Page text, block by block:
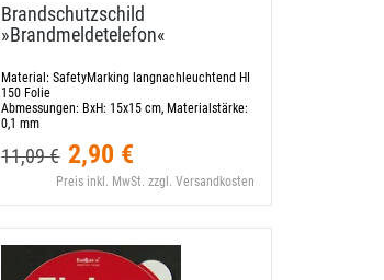
Brandschutzschild
»Brandmeldetelefon«
Material:SafetyMarking langnachleuchtend HI
150 Folie
Abmessungen: BxH: 15x15 cm, Materialstärke:
0,1 mm
11,09 € 2,90 €
Preis inkl. MwSt. zzgl. Versandkosten